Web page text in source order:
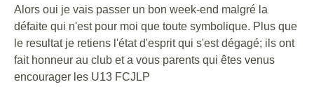
Alors oui je vais passer un bon week-end malgré la
défaite qui n'est pour moi que toute symbolique. Plus que
le resultat je retiens l'état d'esprit qui s'est dégagé; ils ont
fait honneur au club et a vous parents qui êtes venus
encourager les U13 FCJLP